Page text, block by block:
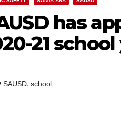
has
21 school
SAUSD, school